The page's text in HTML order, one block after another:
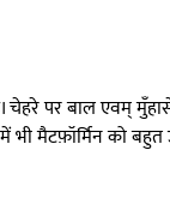
पर बाल एवम्
मैटफ़ॉर्मिन को बहुत